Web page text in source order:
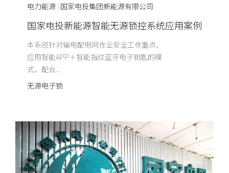
电力能源 | 国家电投集团新能源有限公司
国家电投新能源智能无源锁控系统应用案例
本系统针对输电配电网作业安全工作重点，
应用智能APP＋智能指纹蓝牙电子钥匙的模
式，配合...
无源电子锁